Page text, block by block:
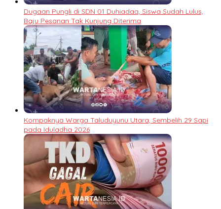
Dugaan Pungli di SDN 01 Duhiadaa, Siswa Sudah Lulus,
Baju Pesanan Tak Kunjung Diterima
Kompaknya Warga Taluduyunu Utara, Sembelih 29 Sapi
pada Iduladha 2026